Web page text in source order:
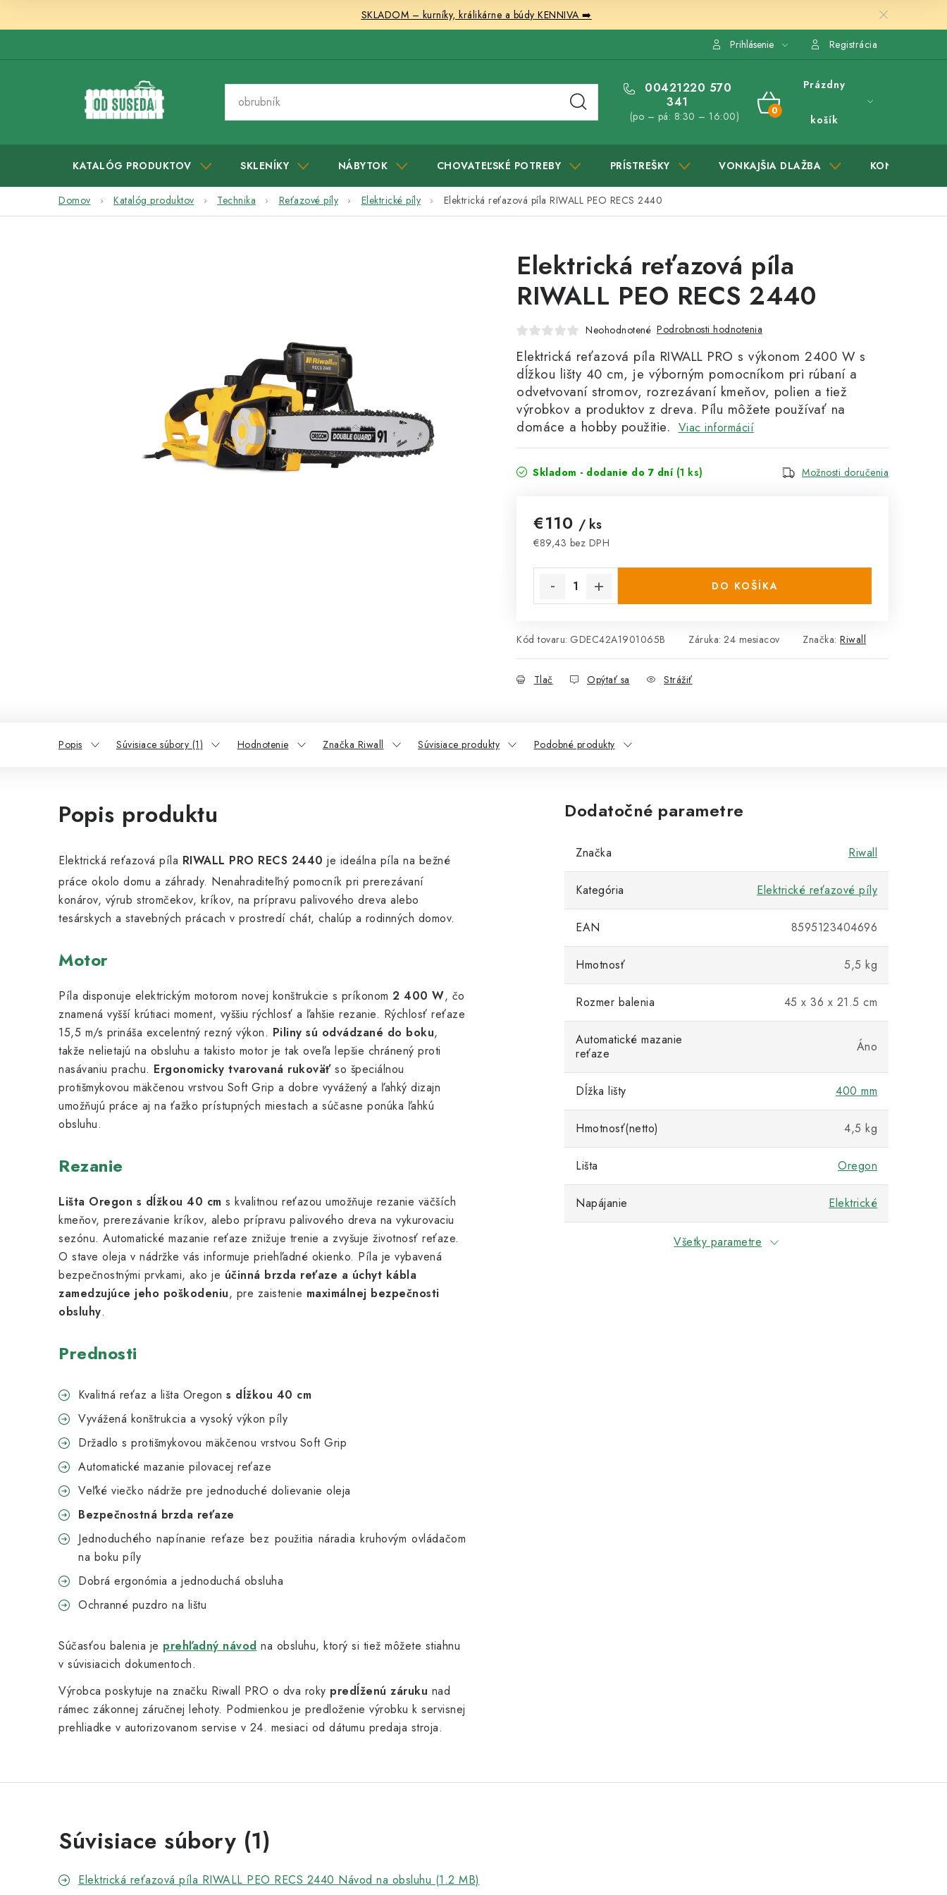
SKLADOM – kurníky, králikárne a búdy KENNIVA ➡️
Prihlásenie Registrácia
00421220 570
341
(po – pá: 8:30 – 16:00)
NÁKUPNÝ
Prázdny
košík
KATALÓG PRODUKTOV SKLENÍKY NÁBYTOK CHOVATEĽSKÉ POTREBY PRÍSTREŠKY VONKAJŠIA DLAŽBA KONTAKTY
Domov Katalóg produktov Technika Reťazové píly Elektrické píly Elektrická reťazová píla RIWALL PEO RECS 2440
Elektrická reťazová píla
RIWALL PEO RECS 2440
Neohodnotené Podrobnosti hodnotenia
Elektrická reťazová píla RIWALL PRO s výkonom 2400 W s
dĺžkou lišty 40 cm, je výborným pomocníkom pri rúbaní a
odvetvovaní stromov, rozrezávaní kmeňov, polien a tiež
výrobkov a produktov z dreva. Pílu môžete používať na
domáce a hobby použitie. Viac informácií
Skladom - dodanie do 7 dní (1 ks) Možnosti doručenia
€110 / ks
€89,43 bez DPH
DO KOŠÍKA
Kód tovaru: GDEC42A1901065B Záruka: 24 mesiacov Značka: Riwall
Tlač Opýtať sa Strážiť
Popis Súvisiace súbory (1) Hodnotenie Značka Riwall Súvisiace produkty Podobné produkty
Popis produktu
Elektrická reťazová píla RIWALL PRO RECS 2440 je ideálna píla na bežné
práce okolo domu a záhrady. Nenahraditeľný pomocník pri prerezávaní
konárov, výrub stromčekov, kríkov, na prípravu palivového dreva alebo
tesárskych a stavebných prácach v prostredí chát, chalúp a rodinných domov.
Motor
Píla disponuje elektrickým motorom novej konštrukcie s príkonom 2 400 W, čo
znamená vyšší krútiaci moment, vyššiu rýchlosť a ľahšie rezanie. Rýchlosť reťaze
15,5 m/s prináša excelentný rezný výkon. Piliny sú odvádzané do boku,
takže nelietajú na obsluhu a takisto motor je tak oveľa lepšie chránený proti
nasávaniu prachu. Ergonomicky tvarovaná rukoväťso špeciálnou
protišmykovou mäkčenou vrstvou Soft Grip a dobre vyvážený a ľahký dizajn
umožňujú práce aj na ťažko prístupných miestach a súčasne ponúka ľahkú
obsluhu.
Rezanie
Lišta Oregon s dĺžkou 40 cm s kvalitnou reťazou umožňuje rezanie väčších
kmeňov, prerezávanie kríkov, alebo prípravu palivového dreva na vykurovaciu
sezónu. Automatické mazanie reťaze znižuje trenie a zvyšuje životnosť reťaze.
O stave oleja v nádržke vás informuje priehľadné okienko. Píla je vybavená
bezpečnostnými prvkami, ako je účinná brzda reťaze a úchyt kábla
zamedzujúce jeho poškodeniu, pre zaistenie maximálnej bezpečnosti
obsluhy.
Prednosti
Kvalitná reťaz a lišta Oregon s dĺžkou 40 cm
Vyvážená konštrukcia a vysoký výkon píly
Držadlo s protišmykovou mäkčenou vrstvou Soft Grip
Automatické mazanie pilovacej reťaze
Veľké viečko nádrže pre jednoduché dolievanie oleja
Bezpečnostná brzda reťaze
Jednoduchého napínanie reťaze bez použitia náradia kruhovým ovládačom
na boku píly
Dobrá ergonómia a jednoduchá obsluha
Ochranné puzdro na lištu
Súčasťou balenia je prehľadný návod na obsluhu, ktorý si tiež môžete stiahnu
v súvisiacich dokumentoch.
Výrobca poskytuje na značku Riwall PRO o dva roky predĺženú záruku nad
rámec zákonnej záručnej lehoty. Podmienkou je predloženie výrobku k servisnej
prehliadke v autorizovanom servise v 24. mesiaci od dátumu predaja stroja.
Dodatočné parametre
Značka Riwall
Kategória Elektrické reťazové píly
EAN 8595123404696
Hmotnosť 5,5 kg
Rozmer balenia 45 x 36 x 21.5 cm
Automatické mazanie
reťaze
Áno
Dĺžka lišty 400 mm
Hmotnosť(netto) 4,5 kg
Lišta Oregon
Napájanie Elektrické
Všetky parametre
Súvisiace súbory (1)
Elektrická reťazová píla RIWALL PEO RECS 2440 Návod na obsluhu (1.2 MB)